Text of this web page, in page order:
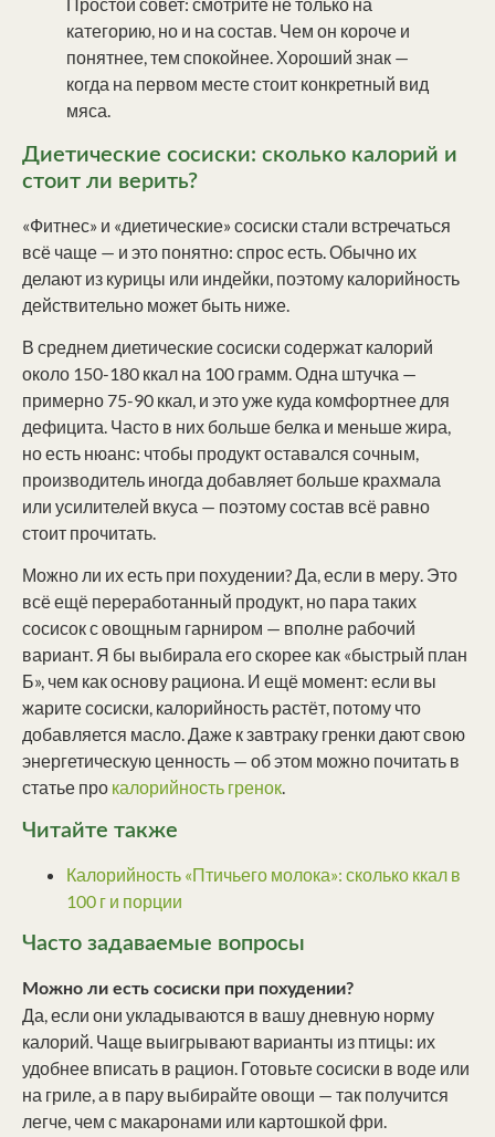
категорию, но и на состав. Чем он короче и
понятнее, тем спокойнее. Хороший знак —
когда на первом месте стоит конкретный вид
мяса.
Диетические сосиски: сколько калорий и
стоит ли верить?
«Фитнес» и «диетические» сосиски стали встречаться
всё чаще — и это понятно: спрос есть. Обычно их
делают из курицы или индейки, поэтому калорийность
действительно может быть ниже.
В среднем диетические сосиски содержат калорий
около 150-180 ккал на 100 грамм. Одна штучка —
примерно 75-90 ккал, и это уже куда комфортнее для
дефицита. Часто в них больше белка и меньше жира,
но есть нюанс: чтобы продукт оставался сочным,
производитель иногда добавляет больше крахмала
или усилителей вкуса — поэтому состав всё равно
стоит прочитать.
Можно ли их есть при похудении? Да, если в меру. Это
всё ещё переработанный продукт, но пара таких
сосисок с овощным гарниром — вполне рабочий
вариант. Я бы выбирала его скорее как «быстрый план
Б», чем как основу рациона. И ещё момент: если вы
жарите сосиски, калорийность растёт, потому что
добавляется масло. Даже к завтраку гренки дают свою
энергетическую ценность — об этом можно почитать в
статье про калорийность гренок.
Читайте также
Калорийность «Птичьего молока»: сколько ккал в
100 г и порции
Часто задаваемые вопросы
Можно ли есть сосиски при похудении?
Да, если они укладываются в вашу дневную норму
калорий. Чаще выигрывают варианты из птицы: их
удобнее вписать в рацион. Готовьте сосиски в воде или
на гриле, а в пару выбирайте овощи — так получится
легче, чем с макаронами или картошкой фри.